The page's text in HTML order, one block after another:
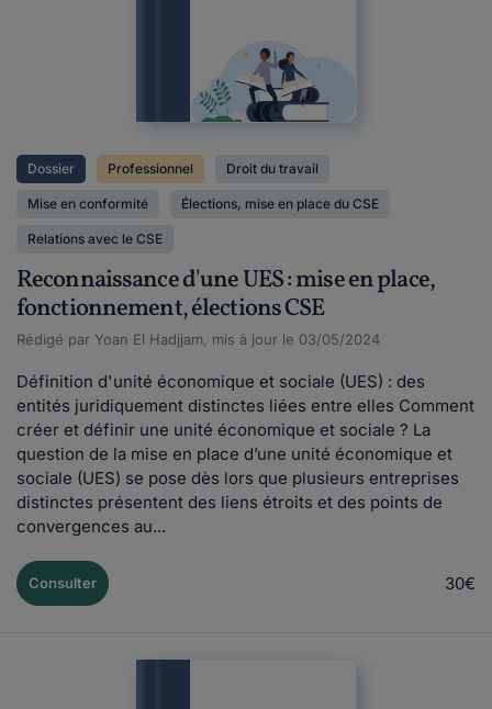
Dossier Professionnel Droit du travail
Mise en conformité Élections, mise en place du CSE
Relations avec le CSE
Reconnaissance d'une UES : mise en place,
fonctionnement, élections CSE
Rédigé par Yoan El Hadjjam, mis à jour le 03/05/2024
Définition d'unité économique et sociale (UES) : des
entités juridiquement distinctes liées entre elles Comment
créer et définir une unité économique et sociale ? La
question de la mise en place d’une unité économique et
sociale (UES) se pose dès lors que plusieurs entreprises
distinctes présentent des liens étroits et des points de
convergences au...
Consulter 30€